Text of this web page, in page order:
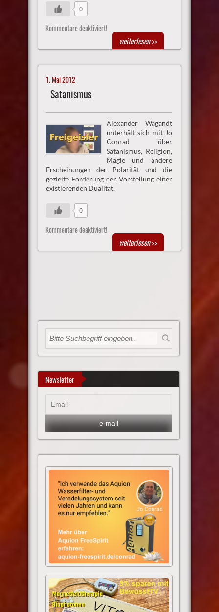
0
Kommentare deaktiviert!
weiterlesen>>
1. Mai 2012
Satanismus
Alexander Wagandt
unterhält sich mit Jo
Conrad über
Satanismus, Religion,
Magie und andere
Erscheinungen der Polarität und die
gezielte Förderung der Vorstellung einer
existierenden Dualität.
0
Kommentare deaktiviert!
weiterlesen>>
Newsletter